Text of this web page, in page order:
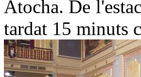
Atocha. De
tardat 15 minuts